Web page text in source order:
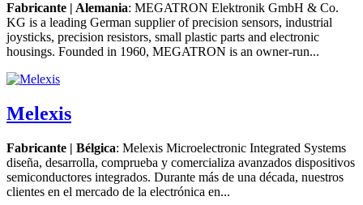
Fabricante | Alemania: MEGATRON Elektronik GmbH & Co.
KG is a leading German supplier of precision sensors, industrial
joysticks, precision resistors, small plastic parts and electronic
housings. Founded in 1960, MEGATRON is an owner-run...
Melexis
Fabricante | Bélgica: Melexis Microelectronic Integrated Systems
diseña, desarrolla, comprueba y comercializa avanzados dispositivos
semiconductores integrados. Durante más de una década, nuestros
clientes en el mercado de la electrónica en...